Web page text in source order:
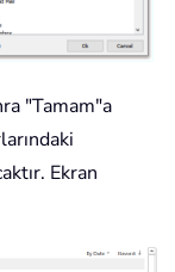
"Tamam"a
Ekran